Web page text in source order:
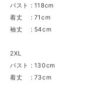
バスト : 118cm
着丈 : 71cm
袖丈 : 54cm
2XL
バスト : 130cm
着丈 : 73cm